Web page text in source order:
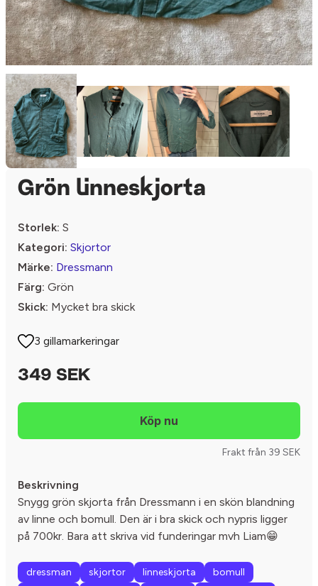
Grön linneskjorta
Storlek: S
Kategori: Skjortor
Märke: Dressmann
Färg: Grön
Skick: Mycket bra skick
3 gillamarkeringar
349 SEK
Frakt från 39 SEK
Beskrivning
Snygg grön skjorta från Dressmann i en skön blandning
av linne och bomull. Den är i bra skick och nypris ligger
på 700kr. Bara att skriva vid funderingar mvh Liam😁
dressman skjortor linneskjorta
bomull